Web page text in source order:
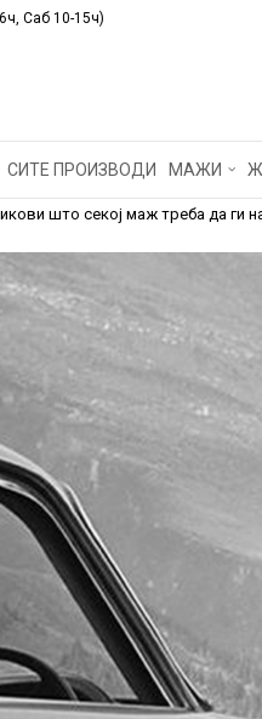
Саб 10-15ч)
СИТЕ ПРОИЗВОДИ МАЖИ
што секој маж треба да ги
ДА